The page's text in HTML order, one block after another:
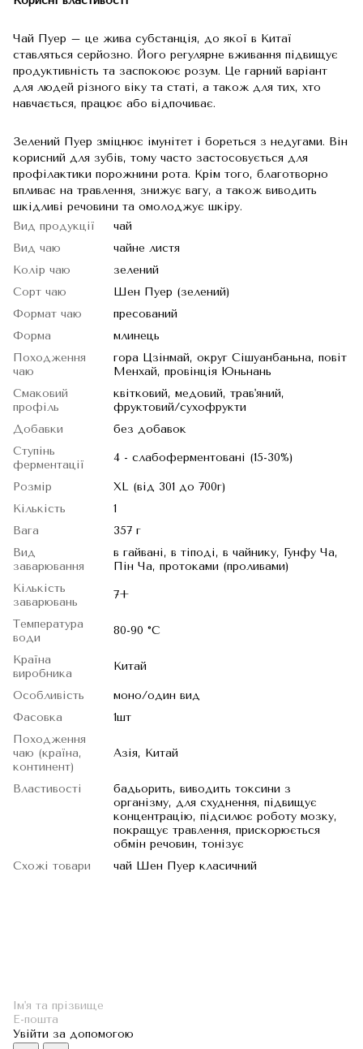
Чай Пуер – це жива субстанція, до якої в Китаї
ставляться серйозно. Його регулярне вживання підвищує
продуктивність та заспокоює розум. Це гарний варіант
для людей різного віку та статі, а також для тих, хто
навчається, працює або відпочиває.
Зелений Пуер зміцнює імунітет і бореться з недугами. Він
корисний для зубів, тому часто застосовується для
профілактики порожнини рота. Крім того, благотворно
впливає на травлення, знижує вагу, а також виводить
шкідливі речовини та омолоджує шкіру.
Вид продукції
чай
Вид чаю
чайне листя
Колір чаю
зелений
Сорт чаю
Шен Пуер (зелений)
Формат чаю
пресований
Форма
млинець
Походження
чаю
гора Цзінмай, округ Сішуанбаньна, повіт
Менхай, провінція Юньнань
Смаковий
профіль
квітковий, медовий, трав'яний,
фруктовий/сухофрукти
Добавки
без добавок
Ступінь
ферментації
4 - слабоферментовані (15-30%)
Розмір
XL (від 301 до 700г)
Кількість
1
Вага
357 г
Вид
заварювання
в гайвані, в тіподі, в чайнику, Гунфу Ча,
Пін Ча, протоками (проливами)
Кількість
заварювань
7+
Температура
води
80-90 °C
Країна
виробника
Китай
Особливість
моно/один вид
Фасовка
1шт
Походження
чаю (країна,
континент)
Азія, Китай
Властивості
бадьорить, виводить токсини з
організму, для схуднення, підвищує
концентрацію, підсилює роботу мозку,
покращує травлення, прискорюється
обмін речовин, тонізує
Схожі товари
чай Шен Пуер класичний
Увійти за допомогою